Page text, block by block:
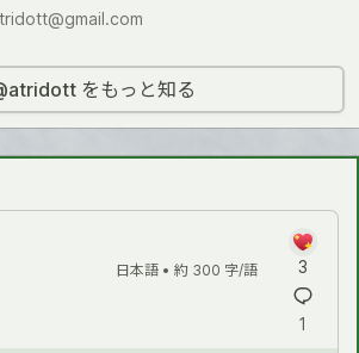
をもっと知る
日本語 • 約 300 字/語 3
1